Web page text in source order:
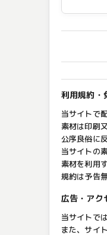
利用規約・
当サイトで
素材は印刷
公序良俗に
当サイトの
素材を利用
規約は予告
広告・アク
当サイトで
また、サイ